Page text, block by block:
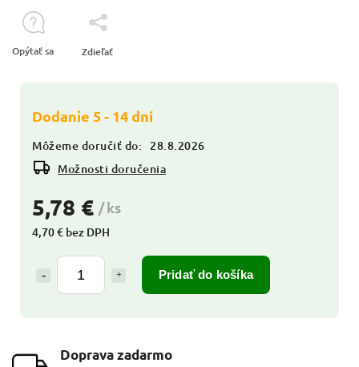
5,78 € / ks
4,70 € bez DPH
Pridať do košíka
Dodanie 5 - 14 dní
Môžeme doručiť do:
28.8.2026
Možnosti doručenia
Opýtať sa Zdieľať
Doprava zadarmo